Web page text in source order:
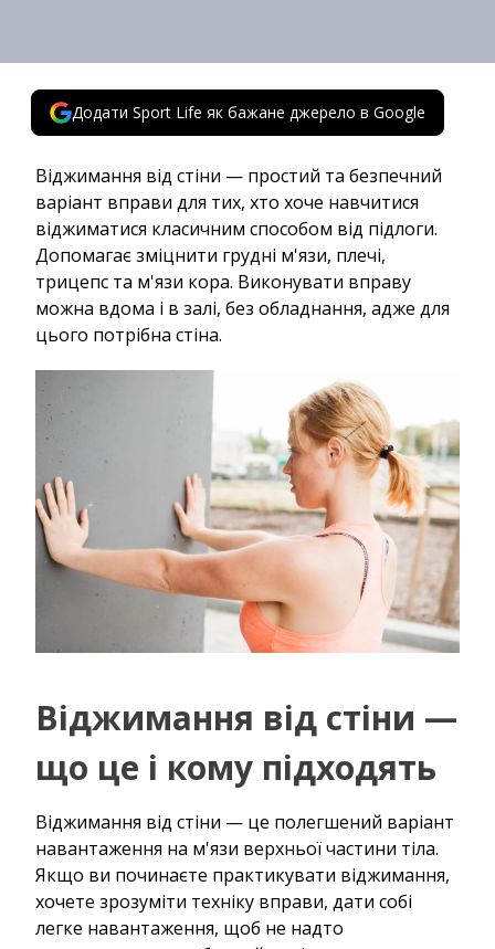
Додати Sport Life як бажане джерело в Google
Віджимання від стіни — простий та безпечний
варіант вправи для тих, хто хоче навчитися
віджиматися класичним способом від підлоги.
Допомагає зміцнити грудні м'язи, плечі,
трицепс та м'язи кора. Виконувати вправу
можна вдома і в залі, без обладнання, адже для
цього потрібна стіна.
Віджимання від стіни —
що це і кому підходять
Віджимання від стіни — це полегшений варіант
навантаження на м'язи верхньої частини тіла.
Якщо ви починаєте практикувати віджимання,
хочете зрозуміти техніку вправи, дати собі
легке навантаження, щоб не надто